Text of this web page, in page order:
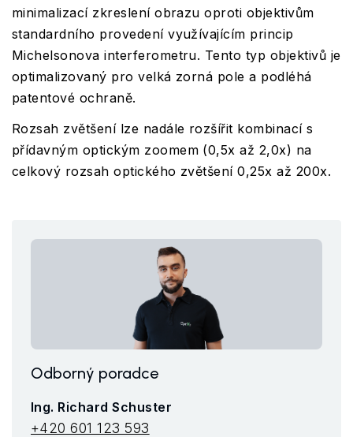
minimalizací zkreslení obrazu oproti objektivům
standardního provedení využívajícím princip
Michelsonova interferometru. Tento typ objektivů je
optimalizovaný pro velká zorná pole a podléhá
patentové ochraně.
Rozsah zvětšení lze nadále rozšířit kombinací s
přídavným optickým zoomem (0,5x až 2,0x) na
celkový rozsah optického zvětšení 0,25x až 200x.
Odborný poradce
Ing. Richard Schuster
+420 601 123 593